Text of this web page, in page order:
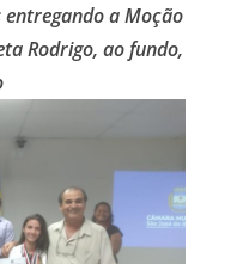
entregando a Moção
Rodrigo, ao fundo,